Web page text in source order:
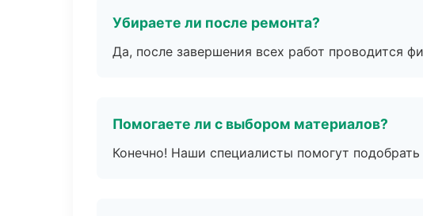
Убираете ли после ремонта?
Да, после завершения всех работ проводится
Помогаете ли с выбором материалов?
Конечно! Наши специалисты помогут